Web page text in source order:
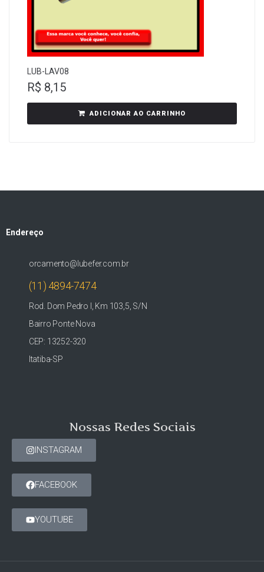
LUB-LAV08
R$ 8,15
ADICIONAR AO CARRINHO
Endereço
orcamento@lubefer.com.br
(11) 4894-7474
Rod. Dom Pedro I, Km 103,5, S/N
Bairro Ponte Nova
CEP: 13252-320
Itatiba-SP
Nossas Redes Sociais
INSTAGRAM
FACEBOOK
YOUTUBE